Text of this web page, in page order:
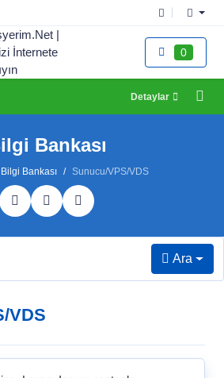
0
Detaylar
Bankası
Bilgi Bankası Sunucu/VPS/VDS
Ara
VDS